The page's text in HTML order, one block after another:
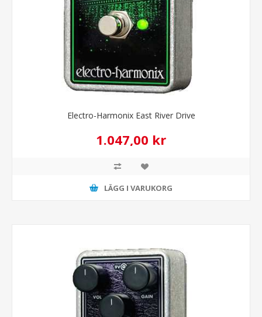
Electro-Harmonix East River Drive
1.047,00 kr
LÄGG I VARUKORG